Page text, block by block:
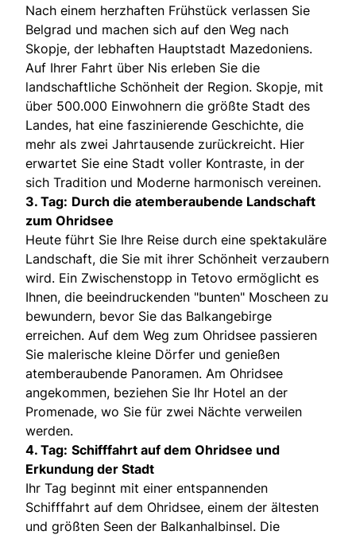
Nach einem herzhaften Frühstück verlassen Sie
Belgrad und machen sich auf den Weg nach
Skopje, der lebhaften Hauptstadt Mazedoniens.
Auf Ihrer Fahrt über Nis erleben Sie die
landschaftliche Schönheit der Region. Skopje, mit
über 500.000 Einwohnern die größte Stadt des
Landes, hat eine faszinierende Geschichte, die
mehr als zwei Jahrtausende zurückreicht. Hier
erwartet Sie eine Stadt voller Kontraste, in der
sich Tradition und Moderne harmonisch vereinen.
3. Tag: Durch die atemberaubende Landschaft
zum Ohridsee
Heute führt Sie Ihre Reise durch eine spektakuläre
Landschaft, die Sie mit ihrer Schönheit verzaubern
wird. Ein Zwischenstopp in Tetovo ermöglicht es
Ihnen, die beeindruckenden "bunten" Moscheen zu
bewundern, bevor Sie das Balkangebirge
erreichen. Auf dem Weg zum Ohridsee passieren
Sie malerische kleine Dörfer und genießen
atemberaubende Panoramen. Am Ohridsee
angekommen, beziehen Sie Ihr Hotel an der
Promenade, wo Sie für zwei Nächte verweilen
werden.
4. Tag: Schifffahrt auf dem Ohridsee und
Erkundung der Stadt
Ihr Tag beginnt mit einer entspannenden
Schifffahrt auf dem Ohridsee, einem der ältesten
und größten Seen der Balkanhalbinsel. Die